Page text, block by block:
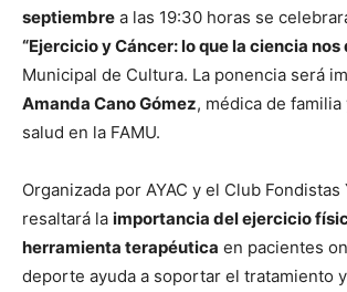
septiembre a las 19:30 horas se
“Ejercicio y Cáncer: lo que la ciencia nos
Municipal de Cultura. La ponencia será
Amanda Cano Gómez, médica de familia
salud en la FAMU.
Organizada por AYAC y el Club Fondistas
resaltará la importancia del ejercicio
herramienta terapéutica en pacientes
deporte ayuda a soportar el tratamiento